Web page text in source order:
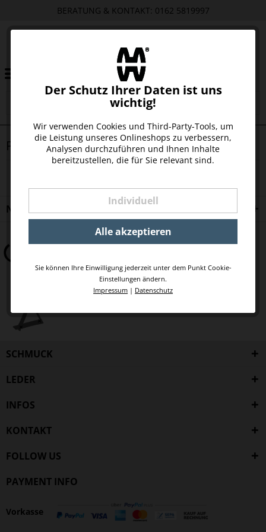
BERATUNG & KONTAKT: 0162 5819997
Der Schutz Ihrer Daten ist uns
wichtig!
Wir verwenden Cookies und Third-Party-Tools, um
die Leistung unseres Onlineshops zu verbessern,
Analysen durchzuführen und Ihnen Inhalte
bereitzustellen, die für Sie relevant sind.
Individuell
Alle akzeptieren
Sie können Ihre Einwilligung jederzeit unter dem Punkt Cookie-
Einstellungen ändern.
Impressum | Datenschutz
PRODUKTE VON DREI STERNE KREIDE
NEWSLETTER
SCHMUCK
LEDER
INFOS
KONTAKT
FOLLOW US
PAYMENT INFO
Vorkasse